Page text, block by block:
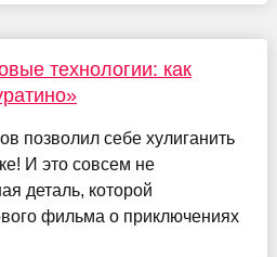
технологии: как
позволил себе хулиганить
И это совсем не
деталь, которой
фильма о приключениях